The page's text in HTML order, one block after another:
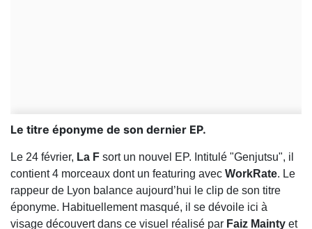
Le titre éponyme de son dernier EP.
Le 24 février, La F sort un nouvel EP. Intitulé "Genjutsu", il
contient 4 morceaux dont un featuring avec WorkRate. Le
rappeur de Lyon balance aujourd’hui le clip de son titre
éponyme. Habituellement masqué, il se dévoile ici à
visage découvert dans ce visuel réalisé par Faiz Mainty et